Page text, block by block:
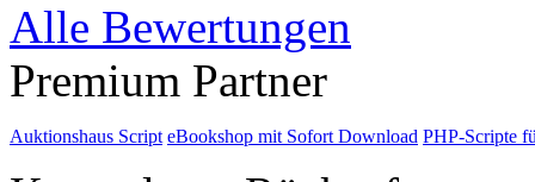
Alle Bewertungen
Premium Partner
Auktionshaus Script eBookshop mit Sofort Download PHP-Scripte